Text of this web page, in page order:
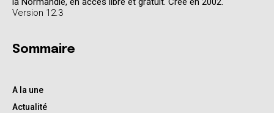
Version 12.3
Sommaire
A la une
Actualité